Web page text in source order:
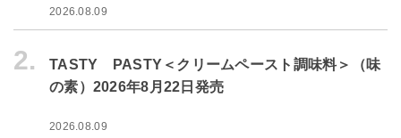
2026.08.09
2.
TASTY PASTY＜クリームペースト調味料＞（味
の素）2026年8月22日発売
2026.08.09